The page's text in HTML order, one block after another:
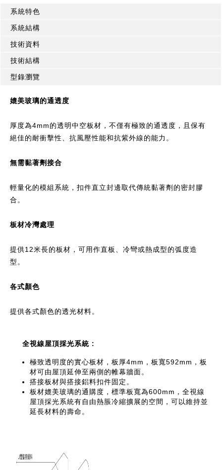
系統特色
系統結構
技術資料
技術結構
型錄瀏覽
媲美玻璃的通透度
厚度為4mm的透明中空板材，不僅有極致的通透度，且保有
絕佳的耐衝擊性、抗風壓性能和抗紫外線的能力。
無需黏著劑接合
輕量化的模組系統，扣件直立封邊取代傳統黏著劑的密封膠
合。
板材冷灣處理
提供12米長的板材，可用作直板、冷彎或熱成型的弧度造
型。
各式顏色
提供各式顏色的透光材料。
全視線屋頂採光系統 :
極致透明度的實心板材，板厚4mm，板寬592mm，板
材可由屋頂延伸至兩側的帷幕牆面。
搭接板材與搭接鋁料扣件固定。
板材媲美玻璃的通購度，標準板寬為600mm，全視線
屋頂採光系統有自由熱脹冷縮擴展的空間，可以維持並
延長材料的壽命。